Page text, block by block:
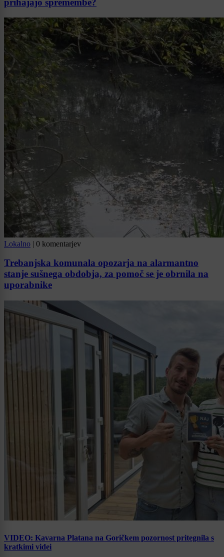
prihajajo spremembe?
Lokalno | 0 komentarjev
Trebanjska komunala opozarja na alarmantno
stanje sušnega obdobja, za pomoč se je obrnila na
uporabnike
VIDEO: Kavarna Platana na Goričkem pozornost pritegnila s
kratkimi videi